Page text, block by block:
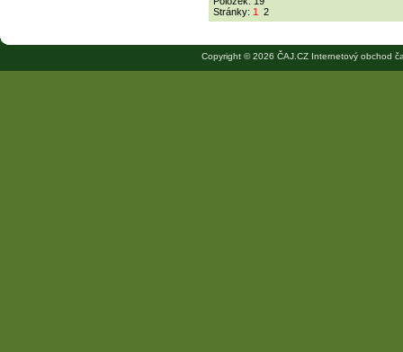
Stránky: 1 2
Copyright © 2026 ČAJ.CZ Internetový obchod